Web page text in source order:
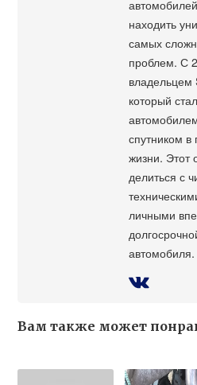
находить
самых
проблем. С
владельцем
который
спутником
жизни. Этот
делиться с
личными
автомобиля.
Вам также может